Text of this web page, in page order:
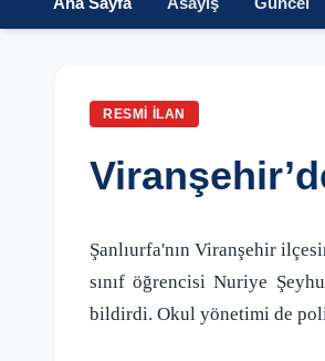
RESMI İLAN
Şanlıurfa'nın Viranşehir
sınıf öğrencisi Nuriye
bildirdi. Okul yönetimi de